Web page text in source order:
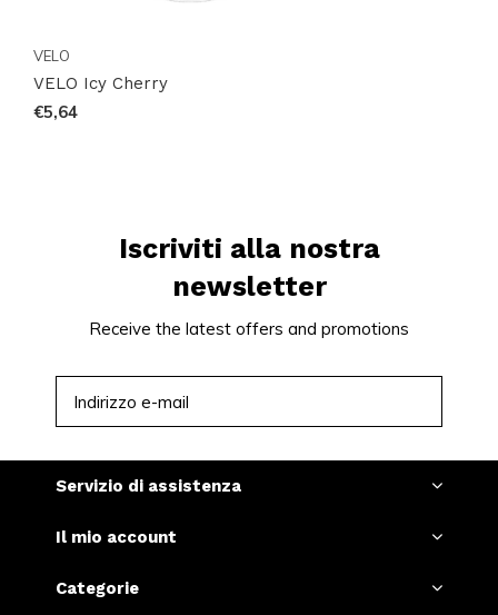
VELO
VELO Icy Cherry
€5,64
Iscriviti alla nostra
newsletter
Receive the latest offers and promotions
Servizio di assistenza
Il mio account
Categorie